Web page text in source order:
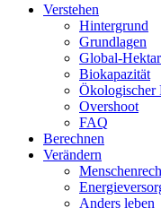
Verstehen
Hintergrund
Grundlagen
Global-Hektar
Biokapazität
Ökologischer
Overshoot
FAQ
Berechnen
Verändern
Anders leben